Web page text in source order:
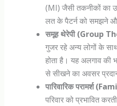
(MI) जैसी तकनीकों का
लत के पैटर्न को समझने
समूह थेरेपी (Group
गुजर रहे अन्य लोगों के
होता है। यह अलगाव की
से सीखने का अवसर
पारिवारिक परामर्श
परिवार को प्रभावित